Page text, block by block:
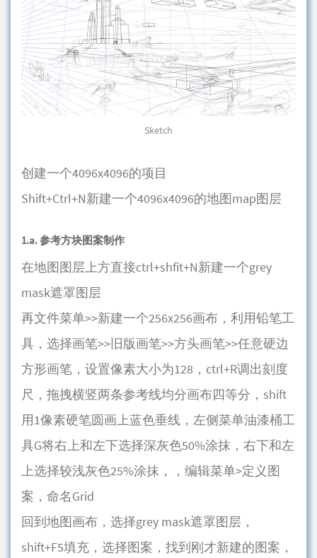
Sketch
创建一个4096x4096的项目
Shift+Ctrl+N新建一个4096x4096的地图map图层
1.a. 参考方块图案制作
在地图图层上方直接ctrl+shfit+N新建一个grey
mask遮罩图层
再文件菜单>>新建一个256x256画布，利用铅笔工
具，选择画笔>>旧版画笔>>方头画笔>>任意硬边
方形画笔，设置像素大小为128，ctrl+R调出刻度
尺，拖拽横竖两条参考线均分画布四等分，shift
用1像素硬笔圆画上蓝色垂线，左侧菜单油漆桶工
具G将右上和左下选择深灰色50%涂抹，右下和左
上选择较浅灰色25%涂抹，，编辑菜单>定义图
案，命名Grid
回到地图画布，选择grey mask遮罩图层，
shift+F5填充，选择图案，找到刚才新建的图案，